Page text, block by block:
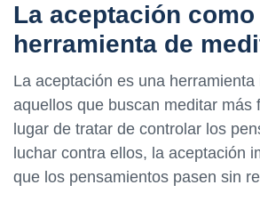
La aceptación como
herramienta de
La aceptación es una herramienta
aquellos que buscan meditar más
lugar de tratar de controlar los
luchar contra ellos, la aceptación
que los pensamientos pasen sin